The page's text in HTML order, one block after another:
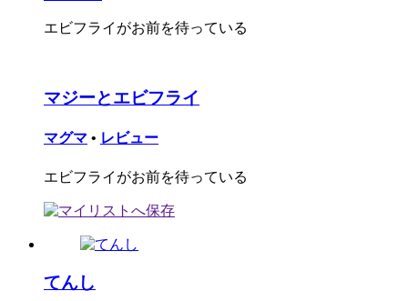
エビフライがお前を待っている
マジーとエビフライ
マグマ • レビュー
エビフライがお前を待っている
てんし